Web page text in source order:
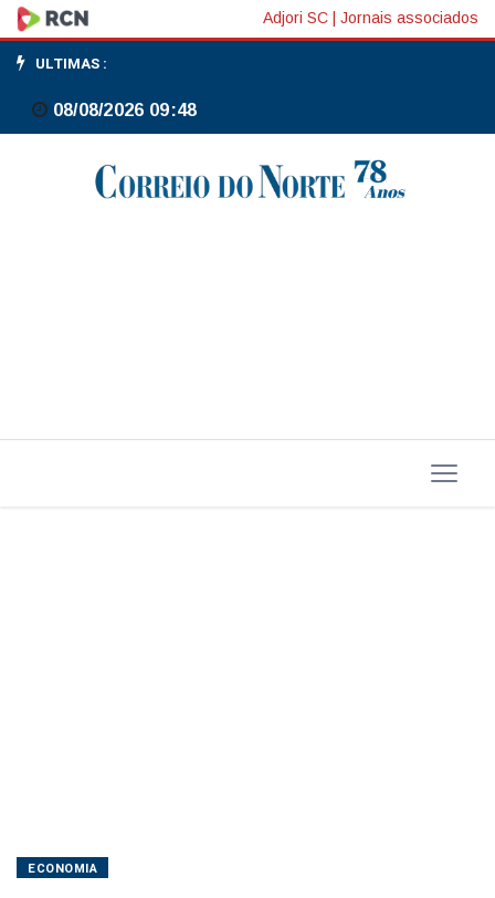
China:
PBoC
mantém
principais
Adjori SC Jornais associados
ULTIMAS :
08/08/2026 09:48
ECONOMIA